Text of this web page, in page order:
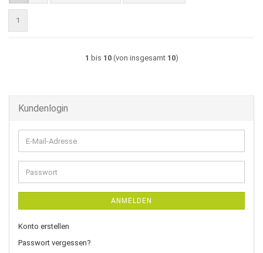
1
1 bis 10(von insgesamt 10)
Kundenlogin
E-
Mail-
Adresse
Passwort
ANMELDEN
Konto erstellen
Passwort vergessen?